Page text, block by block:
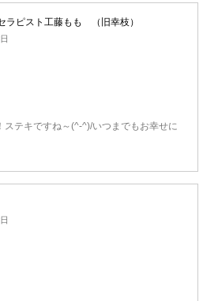
ラピスト工藤もも （旧幸枝）
ステキですね～(^-^)/いつまでもお幸せに